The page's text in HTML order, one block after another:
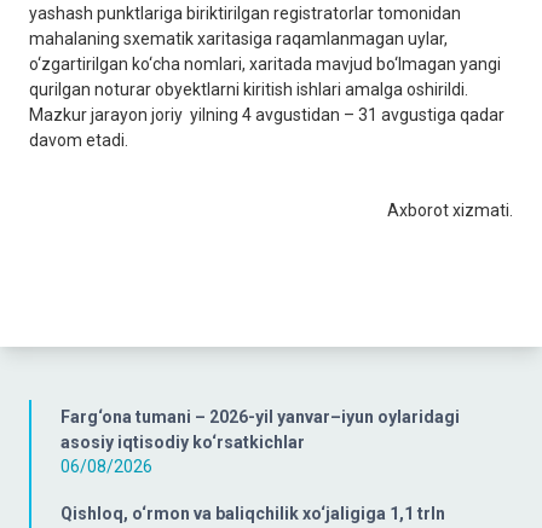
Farg‘ona tumani – 2026-yil yanvar–iyun oylaridagi
asosiy iqtisodiy ko‘rsatkichlar
06/08/2026
Qishloq, o‘rmon va baliqchilik xo‘jaligiga 1,1 trln
yashash punktlariga biriktirilgan registratorlar tomonidan
mahalaning sxematik xaritasiga raqamlanmagan uylar,
o‘zgartirilgan ko‘cha nomlari, xaritada mavjud bo‘lmagan yangi
qurilgan noturar obyektlarni kiritish ishlari amalga oshirildi.
Mazkur jarayon joriy yilning 4 avgustidan – 31 avgustiga qadar
davom etadi.
Axborot xizmati.